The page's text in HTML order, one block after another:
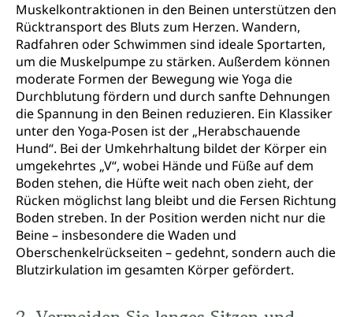
Muskelkontraktionen in den Beinen unterstützen den
Rücktransport des Bluts zum Herzen. Wandern,
Radfahren oder Schwimmen sind ideale Sportarten,
um die Muskelpumpe zu stärken. Außerdem können
moderate Formen der Bewegung wie Yoga die
Durchblutung fördern und durch sanfte Dehnungen
die Spannung in den Beinen reduzieren. Ein Klassiker
unter den Yoga-Posen ist der „Herabschauende
Hund“. Bei der Umkehrhaltung bildet der Körper ein
umgekehrtes „V“, wobei Hände und Füße auf dem
Boden stehen, die Hüfte weit nach oben zieht, der
Rücken möglichst lang bleibt und die Fersen Richtung
Boden streben. In der Position werden nicht nur die
Beine – insbesondere die Waden und
Oberschenkelrückseiten – gedehnt, sondern auch die
Blutzirkulation im gesamten Körper gefördert.